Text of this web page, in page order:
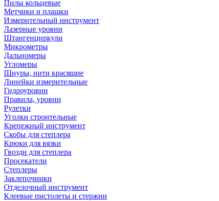
Пилы кольцевые
Метчики и плашки
Измерительный инструмент
Лазерные уровни
Штангенциркули
Микрометры
Дальномеры
Угломеры
Шнуры, нити красящие
Линейки измерительные
Гидроуровни
Правила, уровни
Рулетки
Уголки строительные
Крепежный инструмент
Скобы для степлера
Крюки для вязки
Гвозди для степлера
Просекатели
Степлеры
Заклепочники
Отделочный инструмент
Клеевые пистолеты и стержни